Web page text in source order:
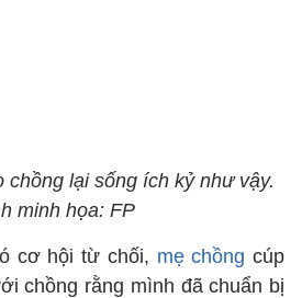
chồng lại sống ích kỷ như vậy.
minh họa: FP
cơ hội từ chối, mẹ chồng cúp
chồng rằng mình đã chuẩn bị